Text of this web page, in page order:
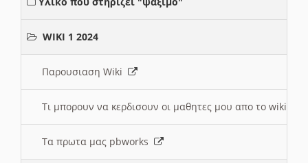
WIKI 1 2024
Παρουσιαση Wiki
Τι μπορουν να κερδισουν οι μαθητες μου απο το wiki
Τα πρωτα μας pbworks